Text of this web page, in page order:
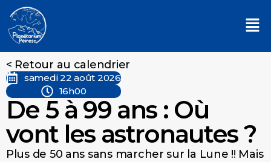
< Retour au calendrier
samedi 22 août 2026
16h00
De 5 à 99 ans : Où
vont les astronautes ?
Plus de 50 ans sans marcher sur la Lune !! Mais